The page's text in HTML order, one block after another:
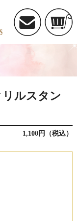
ルスタン
1,100円（税込）